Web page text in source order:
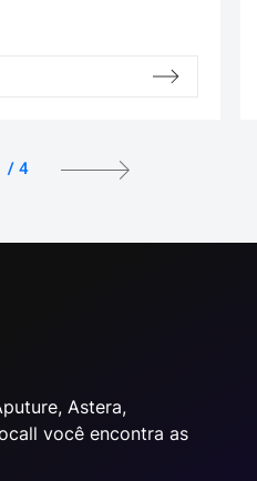
/ 4
Astera,
você encontra as